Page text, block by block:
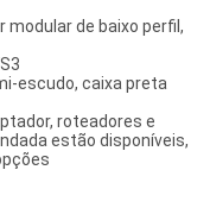
modular de baixo perfil,
escudo, caixa preta
roteadores e
estão disponíveis,